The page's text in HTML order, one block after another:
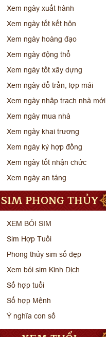
Xem ngày xuất hành
Xem ngày tốt kết hôn
Xem ngày hoàng đạo
Xem ngày động thổ
Xem ngày tốt xây dựng
Xem ngày đổ trần, lợp mái
Xem ngày nhập trạch nhà mới
Xem ngày mua nhà
Xem ngày khai trương
Xem ngày ký hợp đồng
Xem ngày tốt nhận chức
Xem ngày an táng
SIM PHONG THỦY
XEM BÓI SIM
Sim Hợp Tuổi
Phong thủy sim số đẹp
Xem bói sim Kinh Dịch
Số hợp tuổi
Số hợp Mệnh
Ý nghĩa con số